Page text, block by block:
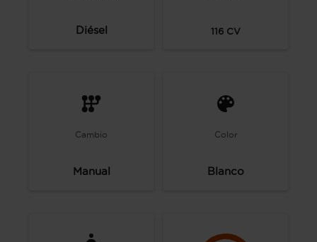
Diésel 116 CV
Cambio
Manual
Color
Blanco